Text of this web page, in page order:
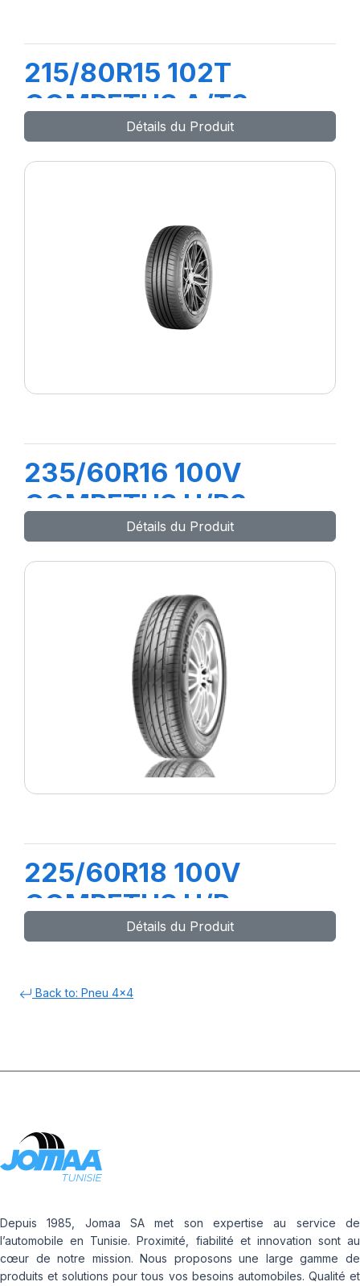
215/80R15 102T
COMPETUS A/T3
Détails du Produit
235/60R16 100V
COMPETUS H/P3
Détails du Produit
225/60R18 100V
COMPETUS H/P
Détails du Produit
Back to: Pneu 4x4
Depuis 1985, Jomaa SA met son expertise au service de
l’automobile en Tunisie. Proximité, fiabilité et innovation sont au
cœur de notre mission. Nous proposons une large gamme de
produits et solutions pour tous vos besoins automobiles. Qualité et